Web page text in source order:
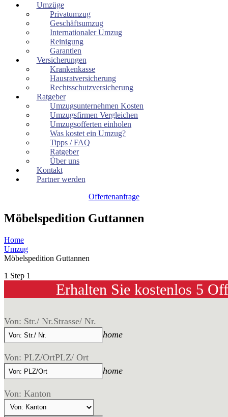
Umzüge
Privatumzug
Geschäftsumzug
Internationaler Umzug
Reinigung
Garantien
Versicherungen
Krankenkasse
Hausratversicherung
Rechtsschutzversicherung
Ratgeber
Umzugsunternehmen Kosten
Umzugsfirmen Vergleichen
Umzugsofferten einholen
Was kostet ein Umzug?
Tipps / FAQ
Ratgeber
Über uns
Kontakt
Partner werden
Offertenanfrage
Möbelspedition Guttannen
Home
Umzug
Möbelspedition Guttannen
1 Step 1
Erhalten Sie kostenlos 5
Von: Str./ Nr.Strasse/ Nr.
home
Von: PLZ/OrtPLZ/ Ort
home
Von: Kanton